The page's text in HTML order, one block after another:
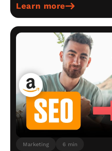
Learn more
Marketing 6 min